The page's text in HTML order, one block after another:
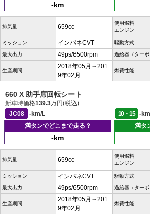
-km
排気量 659cc
使用燃料
エンジン
ミッション インパネCVT 駆動方式
最大出力 49ps/6500rpm 過給器（ターボ
生産期間
2018年05月～201
9年02月
燃費性能
660 X 助手席回転シート
新車時価格139.3万円(税込)
JC08
-km/L 10・15
-
満タンでどこまで走る？
-km
満タ
排気量 659cc
使用燃料
エンジン
ミッション インパネCVT 駆動方式
最大出力 49ps/6500rpm 過給器（ターボ
生産期間
2018年05月～201
9年02月
燃費性能